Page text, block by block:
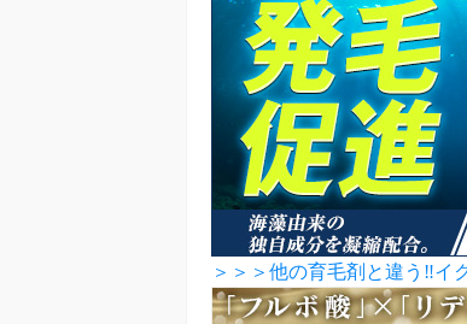
＞＞＞他の育毛剤と違う‼イ